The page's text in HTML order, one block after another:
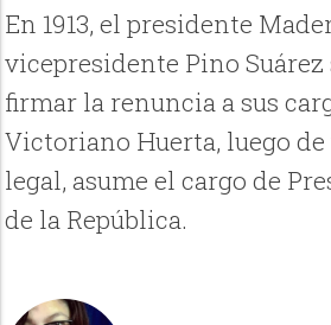
En 1913, el presidente
vicepresidente Pino
­firmar la renuncia a sus
Victoriano Huerta, luego
legal, asume el cargo de
de la República.